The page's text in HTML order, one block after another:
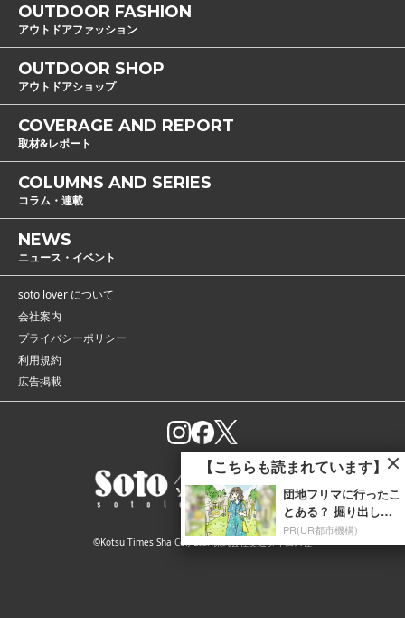
【こちらも読まれています】
団地フリマに行ったこ
とある？ 掘り出し物
に出会えたよ
PR(UR都市機構)
OUTDOOR FASHION
アウトドアファッション
OUTDOOR SHOP
アウトドアショップ
COVERAGE AND REPORT
取材&レポート
COLUMNS AND SERIES
コラム・連載
NEWS
ニュース・イベント
soto lover について
会社案内
プライバシーポリシー
利用規約
広告掲載
©Kotsu Times Sha Co., Ltd. 株式会社交通タイムス社